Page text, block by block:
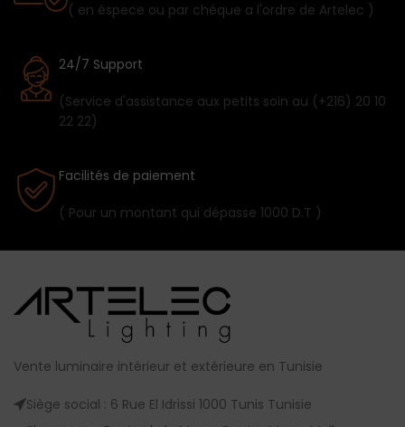
( en éspece ou par chéque a l'ordre de Artelec )
24/7 Support
(Service d'assistance aux petits soin au (+216) 20 10
22 22)
Facilités de paiement
( Pour un montant qui dépasse 1000 D.T )
Vente luminaire intérieur et extérieure en Tunisie
Siège social : 6 Rue El Idrissi 1000 Tunis Tunisie